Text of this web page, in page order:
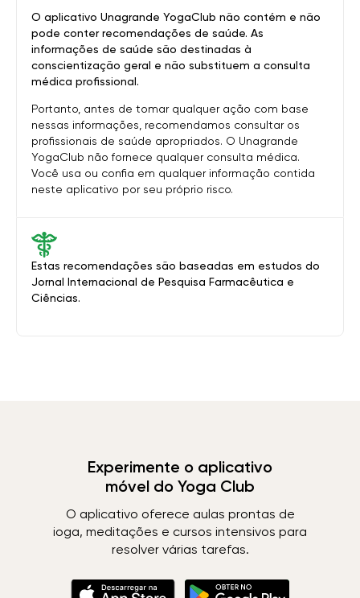
Estas recomendações são baseadas em estudos do
Jornal Internacional de Pesquisa Farmacêutica e
Ciências.
O aplicativo Unagrande YogaClub não contém e não
pode conter recomendações de saúde. As
informações de saúde são destinadas à
conscientização geral e não substituem a consulta
médica profissional.
Portanto, antes de tomar qualquer ação com base
nessas informações, recomendamos consultar os
profissionais de saúde apropriados. O Unagrande
YogaClub não fornece qualquer consulta médica.
Você usa ou confia em qualquer informação contida
neste aplicativo por seu próprio risco.
Experimente o aplicativo
móvel do Yoga Club
O aplicativo oferece aulas prontas de
ioga, meditações e cursos intensivos para
resolver várias tarefas.